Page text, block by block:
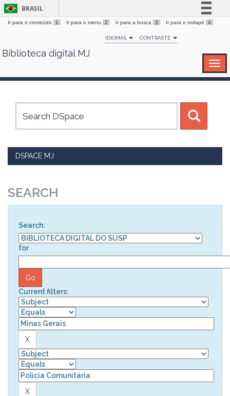
Skip
BRASIL
Simplifique!
Comunica BR
Canais
Ir para o conteúdo 1 Ir para o menu 2 Ir para a busca 3 Ir para o rodapé 4
IDIOMAS CONTRASTE
Biblioteca digital MJ
DSPACE MJ
SEARCH
Search:
for
Current filters: